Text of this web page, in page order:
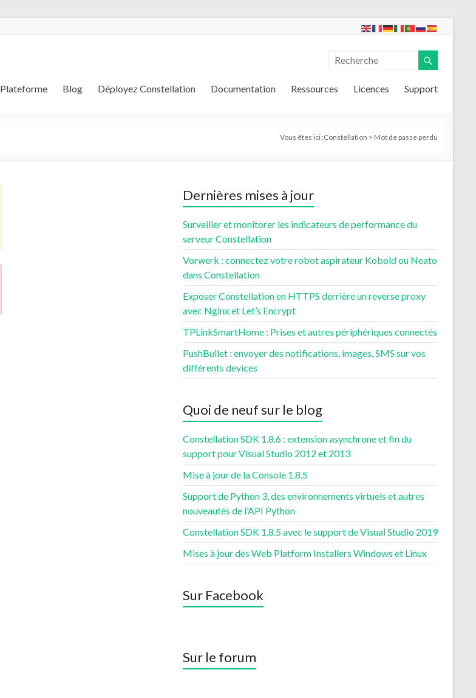
Plateforme Blog Déployez Constellation Documentation Ressources Licences Support
Vous êtes ici :Constellation > Mot de passe perdu
Dernières mises à jour
Surveiller et monitorer les indicateurs de performance du
serveur Constellation
Vorwerk : connectez votre robot aspirateur Kobold ou Neato
dans Constellation
Exposer Constellation en HTTPS derrière un reverse proxy
avec Nginx et Let’s Encrypt
TPLinkSmartHome : Prises et autres périphériques connectés
PushBullet : envoyer des notifications, images, SMS sur vos
différents devices
Quoi de neuf sur le blog
Constellation SDK 1.8.6 : extension asynchrone et fin du
support pour Visual Studio 2012 et 2013
Mise à jour de la Console 1.8.5
Support de Python 3, des environnements virtuels et autres
nouveautés de l’API Python
Constellation SDK 1.8.5 avec le support de Visual Studio 2019
Mises à jour des Web Platform Installers Windows et Linux
Sur Facebook
Sur le forum